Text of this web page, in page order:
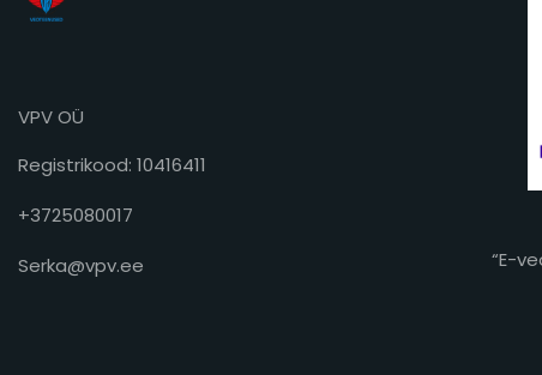
VPV OÜ
Registrikood: 10416411
+3725080017
Serka@vpv.ee
“E-